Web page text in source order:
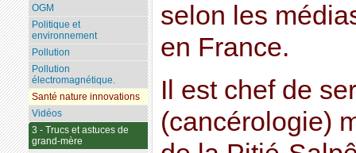
selon les
en France.
Il est chef de
(cancérologie)
OGM
Politique et
environnement
Pollution
Pollution
électromagnétique.
Santé nature innovations
Vidéos
3 - Trucs et astuces de
grand-mère